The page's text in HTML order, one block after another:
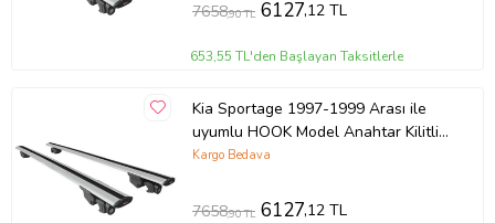
7658,90 TL 6127,12 TL
653,55 TL'den Başlayan Taksitlerle
Kia Sportage 1997-1999 Arası ile
uyumlu HOOK Model Anahtar Kilitli
Ara Atkı Tavan Barı GRİ
Kargo Bedava
7658,90 TL 6127,12 TL